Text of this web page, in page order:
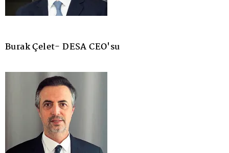
Burak Çelet- DESA CEO'su